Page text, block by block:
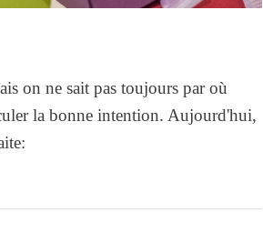
on ne sait pas toujours par où
la bonne intention. Aujourd'hui,